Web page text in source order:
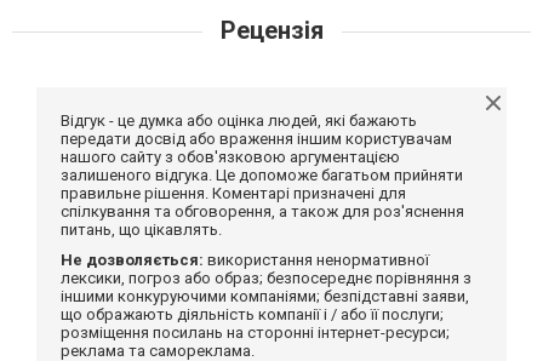
Рецензія
Відгук - це думка або оцінка людей, які бажають
передати досвід або враження іншим користувачам
нашого сайту з обов'язковою аргументацією
залишеного відгука. Це допоможе багатьом прийняти
правильне рішення. Коментарі призначені для
спілкування та обговорення, а також для роз'яснення
питань, що цікавлять.
Не дозволяється: використання ненормативної
лексики, погроз або образ; безпосереднє порівняння з
іншими конкуруючими компаніями; безпідставні заяви,
що ображають діяльність компанії і / або її послуги;
розміщення посилань на сторонні інтернет-ресурси;
реклама та самореклама.